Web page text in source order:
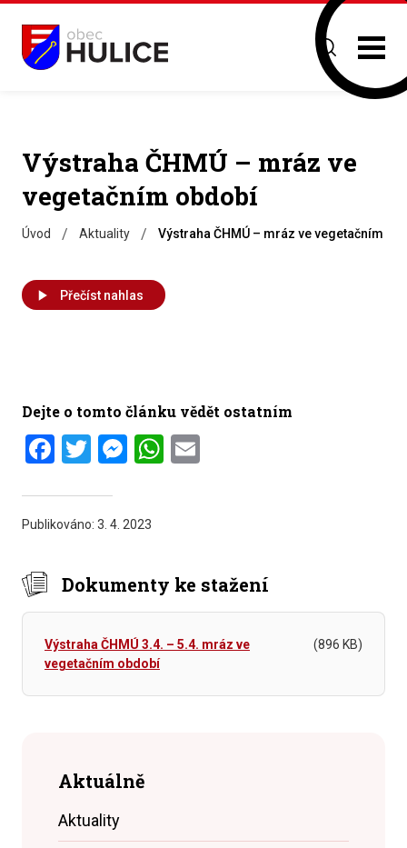
Výstraha ČHMÚ – mráz ve
vegetačním období
Úvod / Aktuality / Výstraha ČHMÚ – mráz ve vegetačním
Přečíst nahlas
Dejte o tomto článku vědět ostatním
Facebook
Twitter
Messenger
WhatsApp
Publikováno: 3. 4. 2023
Dokumenty ke stažení
Výstraha ČHMÚ 3.4. – 5.4. mráz ve
vegetačním období
(896 KB)
Aktuálně
Aktuality